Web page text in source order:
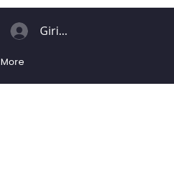
Giriş Yap
More